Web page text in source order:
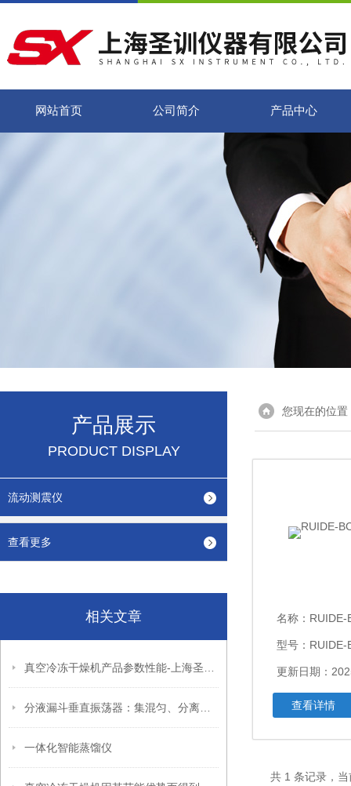
网站首页 公司简介 产品中心
产品展示
PRODUCT DISPLAY
流动测震仪
查看更多
相关文章
一体化智能蒸馏仪
您现在的位置
名称： RUIDE-
型号：RUIDE-
更新日期：
查看详情
共 1 条记录，